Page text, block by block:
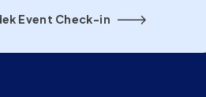
Event Check-in